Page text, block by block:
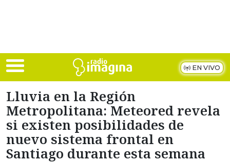
EN VIVO
Lluvia en la Región
Metropolitana: Meteored revela
si existen posibilidades de
nuevo sistema frontal en
Santiago durante esta semana